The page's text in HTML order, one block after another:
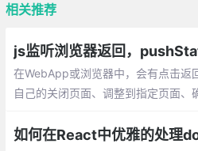
相关推荐
在WebApp或浏览器中，会有点击返
自己的关闭页面、调整到指定页面、
页操作。
如何在React中优雅的处理